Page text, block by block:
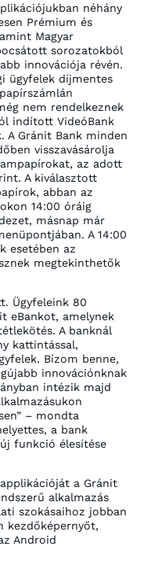
néhány
Prémium és
Magyar
sorozatokból
innovációja révén.
ügyfelek díjmentes
nem rendelkeznek
indított VideóBank
A Gránit Bank minden
visszavásárolja
az adott
A kiválasztott
abban az
14:00 óráig
másnap már
A 14:00
esetében az
megtekinthetők
Ügyfeleink 80
eBankot, amelynek
A banknál
kattintással,
Bízom benne,
innovációnknak
intézik majd
– mondta
a bank
funkció élesítése
a Gránit
alkalmazás
szokásaihoz jobban
kezdőképernyőt,
Android